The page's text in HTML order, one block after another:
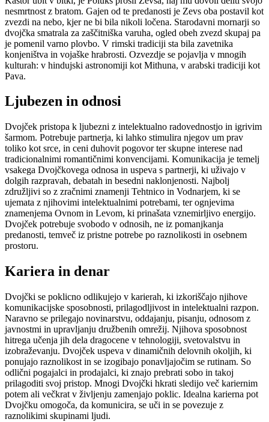
nesmrtnost z bratom. Gajen od te predanosti je Zevs oba postavil kot
zvezdi na nebo, kjer ne bi bila nikoli ločena. Starodavni mornarji so
dvojčka smatrala za zaščitniška varuha, ogled obeh zvezd skupaj pa
je pomenil varno plovbo. V rimski tradiciji sta bila zavetnika
konjeništva in vojaške hrabrosti. Ozvezdje se pojavlja v mnogih
kulturah: v hindujski astronomiji kot Mithuna, v arabski tradiciji kot
Pava.
Ljubezen in odnosi
Dvojček pristopa k ljubezni z intelektualno radovednostjo in igrivim
šarmom. Potrebuje partnerja, ki lahko stimulira njegov um prav
toliko kot srce, in ceni duhovit pogovor ter skupne interese nad
tradicionalnimi romantičnimi konvencijami. Komunikacija je temelj
vsakega Dvojčkovega odnosa in uspeva s partnerji, ki uživajo v
dolgih razpravah, debatah in besedni naklonjenosti. Najbolj
združljivi so z zračnimi znamenji Tehtnico in Vodnarjem, ki se
ujemata z njihovimi intelektualnimi potrebami, ter ognjevima
znamenjema Ovnom in Levom, ki prinašata vznemirljivo energijo.
Dvojček potrebuje svobodo v odnosih, ne iz pomanjkanja
predanosti, temveč iz pristne potrebe po raznolikosti in osebnem
prostoru.
Kariera in denar
Dvojčki se poklicno odlikujejo v karierah, ki izkoriščajo njihove
komunikacijske sposobnosti, prilagodljivost in intelektualni razpon.
Naravno se prilegajo novinarstvu, oddajanju, pisanju, odnosom z
javnostmi in upravljanju družbenih omrežij. Njihova sposobnost
hitrega učenja jih dela dragocene v tehnologiji, svetovalstvu in
izobraževanju. Dvojček uspeva v dinamičnih delovnih okoljih, ki
ponujajo raznolikost in se izogibajo ponavljajočim se rutinam. So
odlični pogajalci in prodajalci, ki znajo prebrati sobo in takoj
prilagoditi svoj pristop. Mnogi Dvojčki hkrati sledijo več kariernim
potem ali večkrat v življenju zamenjajo poklic. Idealna karierna pot
Dvojčku omogoča, da komunicira, se uči in se povezuje z
raznolikimi skupinami ljudi.